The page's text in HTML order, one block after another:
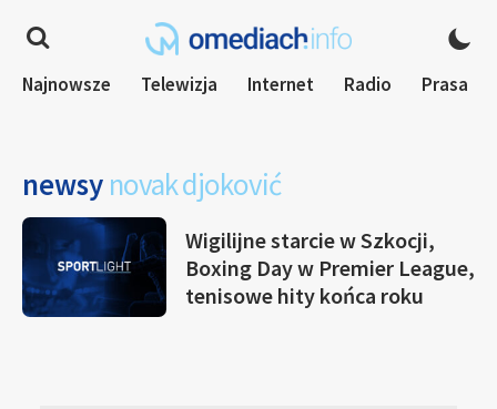
Najnowsze Telewizja Internet Radio Prasa
newsy novak djoković
Wigilijne starcie w Szkocji,
Boxing Day w Premier League,
tenisowe hity końca roku